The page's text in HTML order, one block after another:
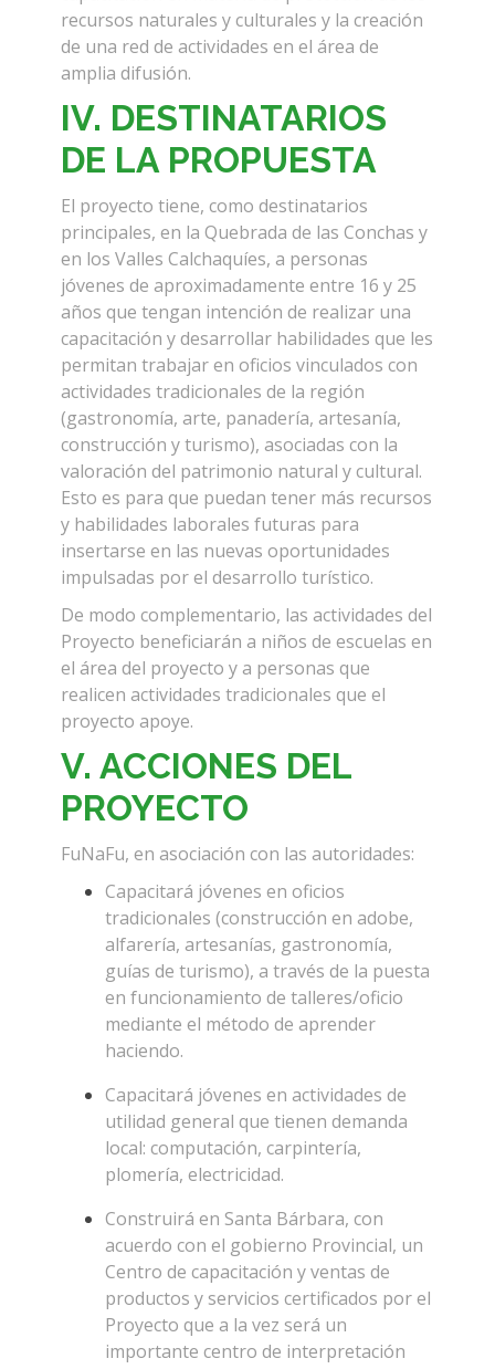
recursos naturales y culturales y la creación
de una red de actividades en el área de
amplia difusión.
IV. DESTINATARIOS
DE LA PROPUESTA
El proyecto tiene, como destinatarios
principales, en la Quebrada de las Conchas y
en los Valles Calchaquíes, a personas
jóvenes de aproximadamente entre 16 y 25
años que tengan intención de realizar una
capacitación y desarrollar habilidades que les
permitan trabajar en oficios vinculados con
actividades tradicionales de la región
(gastronomía, arte, panadería, artesanía,
construcción y turismo), asociadas con la
valoración del patrimonio natural y cultural.
Esto es para que puedan tener más recursos
y habilidades laborales futuras para
insertarse en las nuevas oportunidades
impulsadas por el desarrollo turístico.
De modo complementario, las actividades del
Proyecto beneficiarán a niños de escuelas en
el área del proyecto y a personas que
realicen actividades tradicionales que el
proyecto apoye.
V. ACCIONES DEL
PROYECTO
FuNaFu, en asociación con las autoridades:
Capacitará jóvenes en oficios
tradicionales (construcción en adobe,
alfarería, artesanías, gastronomía,
guías de turismo), a través de la puesta
en funcionamiento de talleres/oficio
mediante el método de aprender
haciendo.
Capacitará jóvenes en actividades de
utilidad general que tienen demanda
local: computación, carpintería,
plomería, electricidad.
Construirá en Santa Bárbara, con
acuerdo con el gobierno Provincial, un
Centro de capacitación y ventas de
productos y servicios certificados por el
Proyecto que a la vez será un
importante centro de interpretación